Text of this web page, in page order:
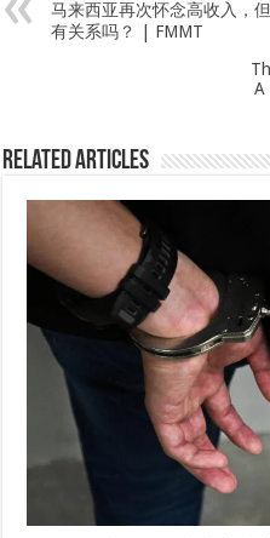
马来西亚再次怀念高收入，
有关系吗？ | FMMT
A
Related Articles